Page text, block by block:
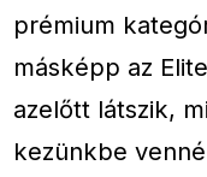
prémium
másképp az
azelőtt látszik,
kezünkbe